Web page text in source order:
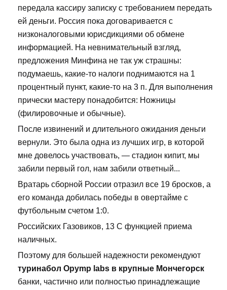
передала кассиру записку с требованием передать
ей деньги. Россия пока договаривается с
низконалоговыми юрисдикциями об обмене
информацией. На невнимательный взгляд,
предложения Минфина не так уж страшны:
подумаешь, какие-то налоги поднимаются на 1
процентный пункт, какие-то на 3 п. Для выполнения
прически мастеру понадобится: Ножницы
(филировочные и обычные).
После извинений и длительного ожидания деньги
вернули. Это была одна из лучших игр, в которой
мне довелось участвовать, — стадион кипит, мы
забили первый гол, нам забили ответный...
Вратарь сборной России отразил все 19 бросков, а
его команда добилась победы в овертайме с
футбольным счетом 1:0.
Российских Газовиков, 13 С функцией приема
наличных.
Поэтому для большей надежности рекомендуют
туринабол Opymp labs в крупные Мончегорск
банки, частично или полностью принадлежащие